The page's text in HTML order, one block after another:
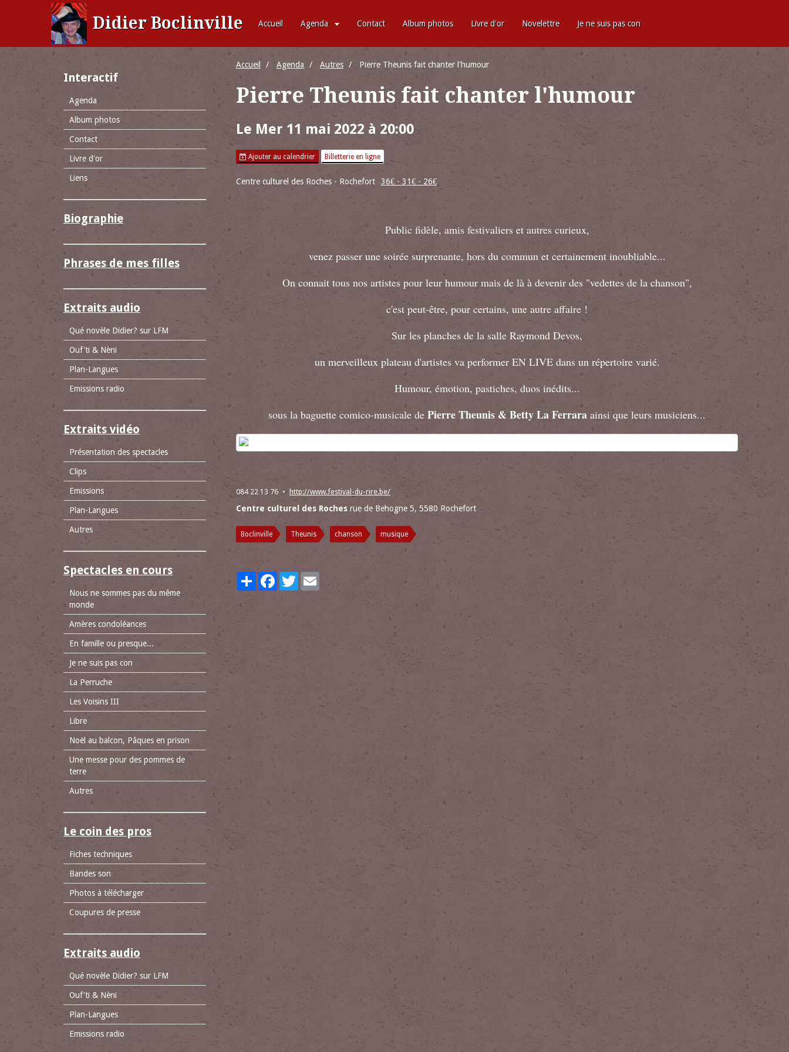
Didier Boclinville Accueil Agenda Contact Album photos Livre d'or Novelettre Je ne suis pas con
Accueil Agenda Autres Pierre Theunis fait chanter l'humour
Pierre Theunis fait chanter l'humour
Le Mer 11 mai 2022 à 20:00
Ajouter au calendrier Billetterie en ligne
Centre culturel des Roches - Rochefort 36€ - 31€ - 26€
Public fidèle, amis festivaliers et autres curieux,
venez passer une soirée surprenante, hors du commun et certainement inoubliable...
On connait tous nos artistes pour leur humour mais de là à devenir des "vedettes de la chanson",
c'est peut-être, pour certains, une autre affaire !
Sur les planches de la salle Raymond Devos,
un merveilleux plateau d'artistes va performer EN LIVE dans un répertoire varié.
Humour, émotion, pastiches, duos inédits...
sous la baguette comico-musicale de Pierre Theunis & Betty La Ferrara ainsi que leurs musiciens...
084 22 13 76 http://www.festival-du-rire.be/
Centre culturel des Roches rue de Behogne 5, 5580 Rochefort
Boclinville Theunis chanson musique
PartagerFacebookTwitter
Interactif
Agenda
Album photos
Contact
Livre d'or
Liens
Biographie
Phrases de mes filles
Extraits audio
Qué novèle Didier? sur LFM
Ouf'ti & Nèni
Plan-Langues
Emissions radio
Extraits vidéo
Présentation des spectacles
Clips
Emissions
Plan-Langues
Autres
Spectacles en cours
Nous ne sommes pas du même
monde
Amères condoléances
En famille ou presque...
Je ne suis pas con
La Perruche
Les Voisins III
Libre
Noël au balcon, Pâques en prison
Une messe pour des pommes de
terre
Autres
Le coin des pros
Fiches techniques
Bandes son
Photos à télécharger
Coupures de presse
Extraits audio
Qué novèle Didier? sur LFM
Ouf'ti & Nèni
Plan-Langues
Emissions radio